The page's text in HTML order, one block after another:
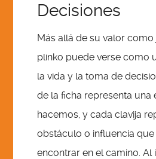
Decisiones
Más allá de su valor como
plinko puede verse como
la vida y la toma de
de la ficha representa una
hacemos, y cada clavija
obstáculo o influencia
encontrar en el camino. Al